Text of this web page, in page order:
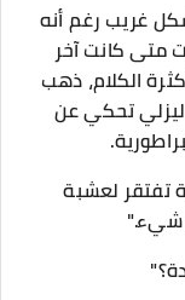
غريب رغم أنه
متى كانت آخر
الكلام، ذهب
ليزلي تحكي عن
تفتقر لعشبة
شيء."